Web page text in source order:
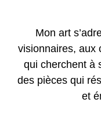
Mon art
visionnaires, aux
qui cherchent à
des pièces qui
et